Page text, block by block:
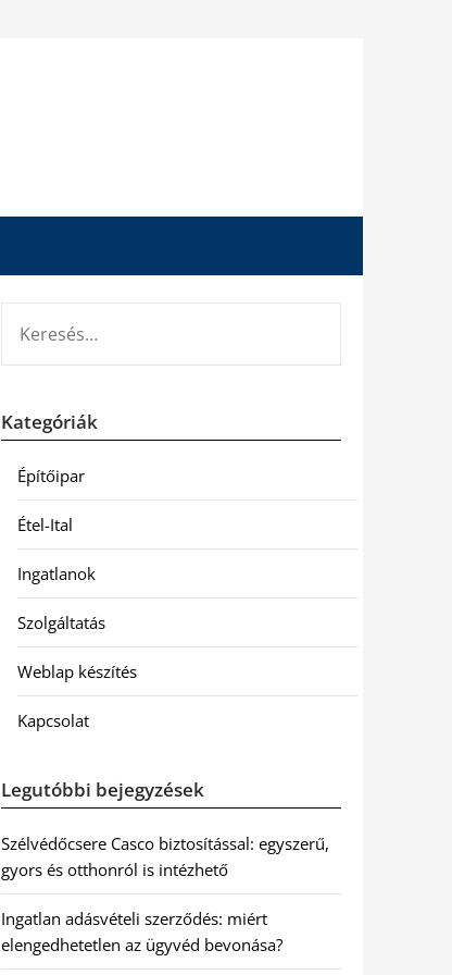
Kategóriák
Építőipar
Étel-Ital
Ingatlanok
Szolgáltatás
Weblap készítés
Kapcsolat
Legutóbbi bejegyzések
Szélvédőcsere Casco biztosítással: egyszerű,
gyors és otthonról is intézhető
Ingatlan adásvételi szerződés: miért
elengedhetetlen az ügyvéd bevonása?